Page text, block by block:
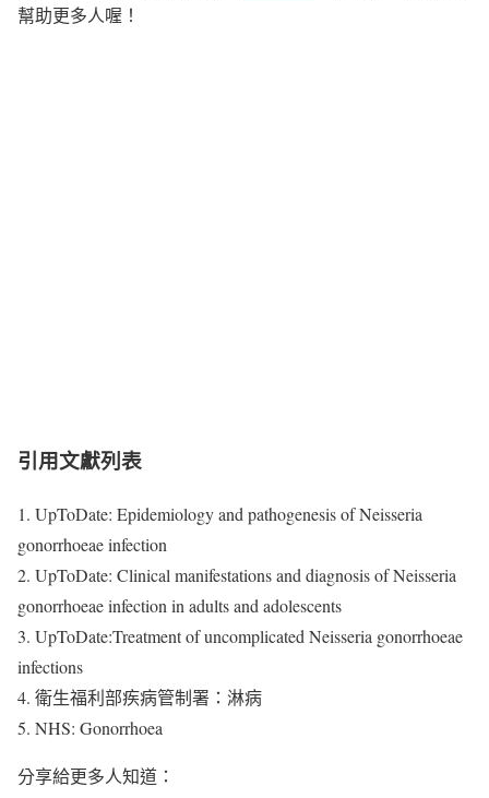
幫助更多人喔！
引用文獻列表
1. UpToDate: Epidemiology and pathogenesis of Neisseria
gonorrhoeae infection
2. UpToDate: Clinical manifestations and diagnosis of Neisseria
gonorrhoeae infection in adults and adolescents
3. UpToDate:Treatment of uncomplicated Neisseria gonorrhoeae
infections
4. 衛生福利部疾病管制署：淋病
5. NHS: Gonorrhoea
分享給更多人知道：